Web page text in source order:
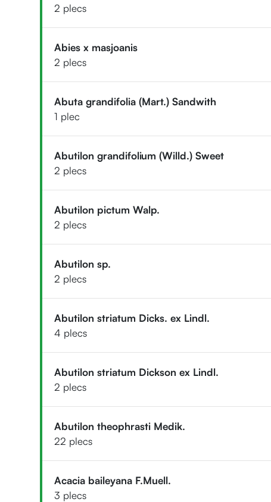
2 plecs
Abies x masjoanis
2 plecs
Abuta grandifolia (Mart.) Sandwith
1 plec
Abutilon grandifolium (Willd.) Sweet
2 plecs
Abutilon pictum Walp.
2 plecs
Abutilon sp.
2 plecs
Abutilon striatum Dicks. ex Lindl.
4 plecs
Abutilon striatum Dickson ex Lindl.
2 plecs
Abutilon theophrasti Medik.
22 plecs
Acacia baileyana F.Muell.
3 plecs